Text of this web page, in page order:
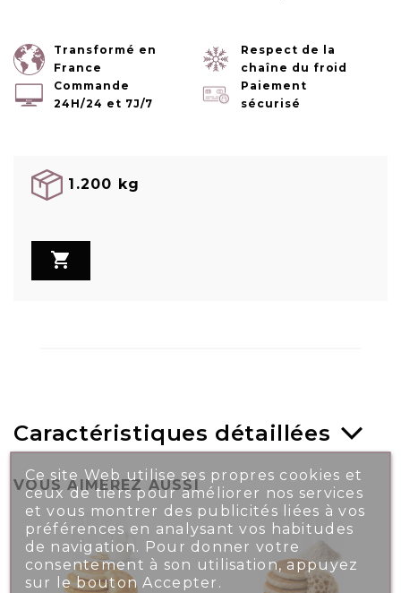
Transformé en
France
Respect de la
chaîne du froid
Commande
24H/24 et 7J/7
Paiement
sécurisé
1.200 kg

Caractéristiques détaillées
VOUS AIMEREZ AUSSI
Ce site Web utilise ses propres cookies et
ceux de tiers pour améliorer nos services
et vous montrer des publicités liées à vos
préférences en analysant vos habitudes
de navigation. Pour donner votre
consentement à son utilisation, appuyez
sur le bouton Accepter.